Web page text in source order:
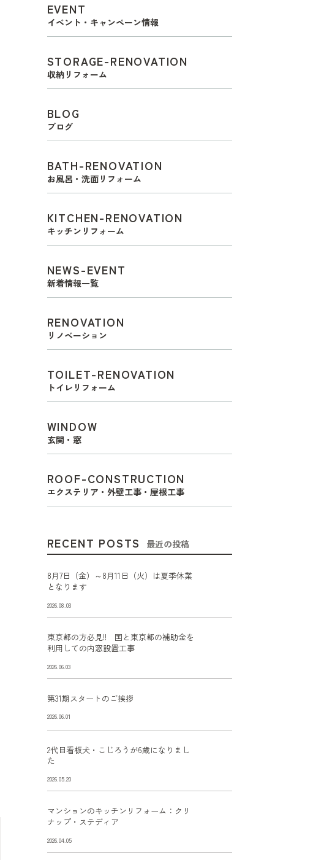
EVENT
イベント・キャンペーン情報
STORAGE-RENOVATION
収納リフォーム
BLOG
ブログ
BATH-RENOVATION
お風呂・洗面リフォーム
KITCHEN-RENOVATION
キッチンリフォーム
NEWS-EVENT
新着情報一覧
RENOVATION
リノベーション
TOILET-RENOVATION
トイレリフォーム
WINDOW
玄関・窓
ROOF-CONSTRUCTION
エクステリア・外壁工事・屋根工事
RECENT POSTS 最近の投稿
8月7日（金）～8月11日（火）は夏季休業
となります
2026.08.03
東京都の方必見!! 国と東京都の補助金を
利用しての内窓設置工事
2026.06.03
第31期スタートのご挨拶
2026.06.01
2代目看板犬・こじろうが6歳になりまし
た
2026.05.20
マンションのキッチンリフォーム：クリ
ナップ・ステディア
2026.04.05